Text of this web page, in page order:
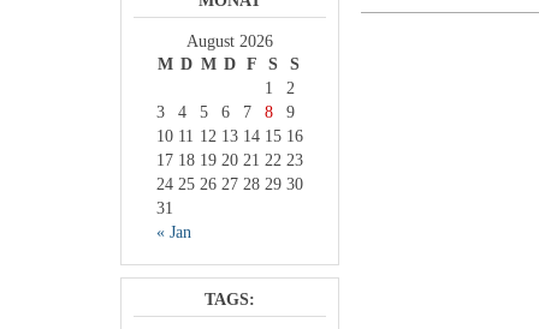
August 2026
M D M D F S S
« Jan
1
2
3
4 5 6 7 8
9
10 11 12 13 14 15 16
17 18 19 20 21 22 23
24 25 26 27 28 29 30
31
TAGS: